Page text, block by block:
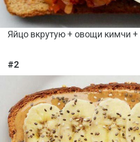
Яйцо вкрутую + овощи кимчи +
#2